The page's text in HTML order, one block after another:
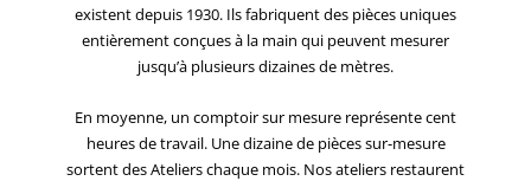
existent depuis 1930. Ils fabriquent des pièces uniques
entièrement conçues à la main qui peuvent mesurer
jusqu’à plusieurs dizaines de mètres.
En moyenne, un comptoir sur mesure représente cent
heures de travail. Une dizaine de pièces sur-mesure
sortent des Ateliers chaque mois. Nos ateliers restaurent